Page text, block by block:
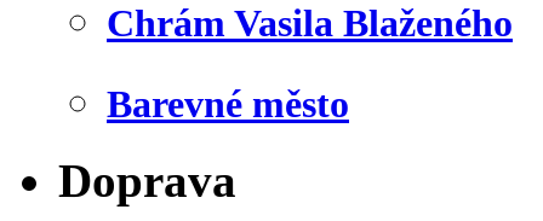
Chrám Vasila Blaženého
Barevné město
Doprava